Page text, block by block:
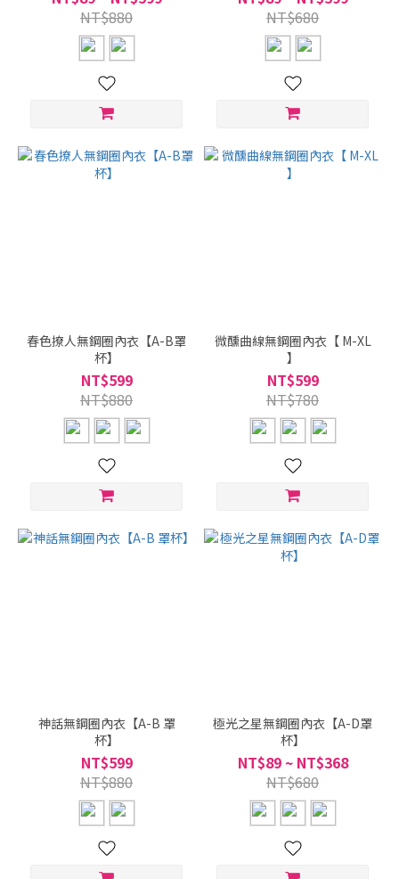
NT$880
NT$680
春色撩人無鋼圈內衣【A-B罩
杯】
NT$599
NT$880
微醺曲線無鋼圈內衣【 M-XL
】
NT$599
NT$780
神話無鋼圈內衣【A-B 罩
杯】
NT$599
NT$880
極光之星無鋼圈內衣【A-D罩
杯】
NT$89 ~ NT$368
NT$680